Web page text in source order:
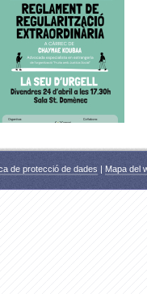
de protecció de dades | Mapa del